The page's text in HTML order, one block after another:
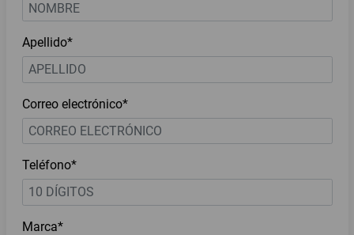
Apellido*
Correo electrónico*
Teléfono*
Marca*